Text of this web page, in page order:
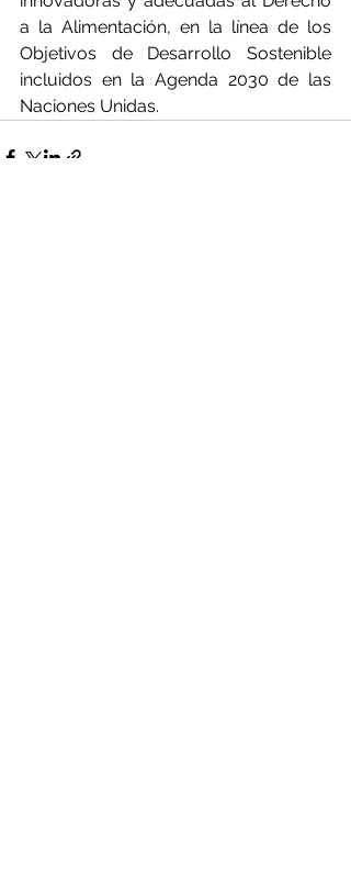
a la Alimentación, en la línea de los
Objetivos de Desarrollo Sostenible
incluidos en la Agenda 2030 de las
Naciones Unidas.